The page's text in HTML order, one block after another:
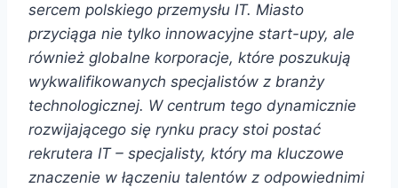
sercem polskiego przemysłu IT. Miasto
przyciąga nie tylko innowacyjne start-upy, ale
również globalne korporacje, które poszukują
wykwalifikowanych specjalistów z branży
technologicznej. W centrum tego dynamicznie
rozwijającego się rynku pracy stoi postać
rekrutera IT – specjalisty, który ma kluczowe
znaczenie w łączeniu talentów z odpowiednimi